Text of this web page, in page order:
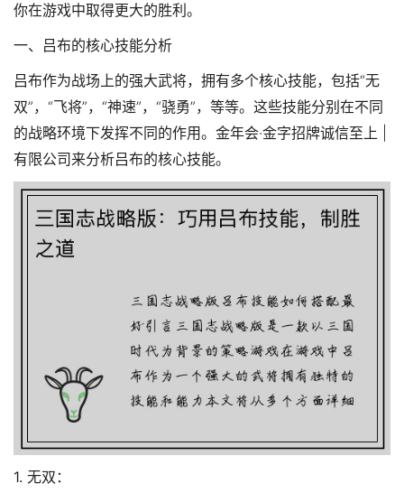
你在游戏中取得更大的胜利。
一、吕布的核心技能分析
吕布作为战场上的强大武将，拥有多个核心技能，包括“无
双”，“飞将”，“神速”，“骁勇”，等等。这些技能分别在不同
的战略环境下发挥不同的作用。金年会·金字招牌诚信至上 |
有限公司来分析吕布的核心技能。
1. 无双：